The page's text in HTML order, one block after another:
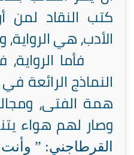
كتب النقاد لمن
الأدب، هي الرواية،
فأما
النماذج الرائعة
همة الفتى،
وصار لهم هواء
القرطاجني: ”